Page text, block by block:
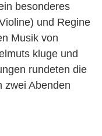
besonderes
und Regine
Musik von
kluge und
rundeten die
zwei Abenden